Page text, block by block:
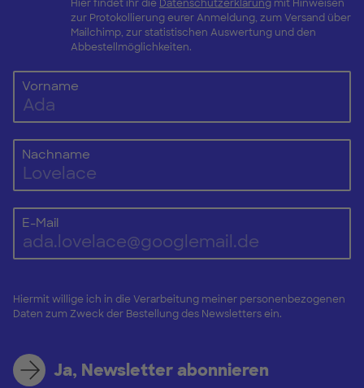
Hier findet ihr die Datenschutzerklärungmit Hinweisen
zur Protokollierung eurer Anmeldung, zum Versand über
Mailchimp, zur statistischen Auswertung und den
Abbestellmöglichkeiten.
Vorname
Nachname
E-Mail
Hiermit willige ich in die Verarbeitung meiner personenbezogenen
Daten zum Zweck der Bestellung des Newsletters ein.
Ja, Newsletter abonnieren